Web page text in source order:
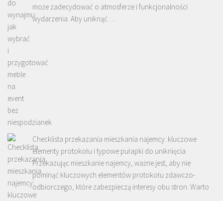
może zadecydować o atmosferze i funkcjonalności
wydarzenia. Aby uniknąć …
Checklista przekazania mieszkania najemcy: kluczowe
elementy protokołu i typowe pułapki do uniknięcia
Przekazując mieszkanie najemcy, ważne jest, aby nie
pominąć kluczowych elementów protokołu zdawczo-
odbiorczego, które zabezpieczą interesy obu stron. Warto
…